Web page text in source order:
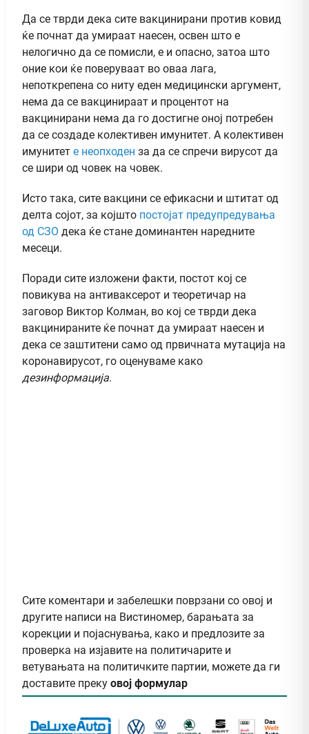
Да се тврди дека сите вакцинирани против ковид
ќе почнат да умираат наесен, освен што е
нелогично да се помисли, е и опасно, затоа што
оние кои ќе поверуваат во оваа лага,
непоткрепена со ниту еден медицински аргумент,
нема да се вакцинираат и процентот на
вакцинирани нема да го достигне оној потребен
да се создаде колективен имунитет. А колективен
имунитет е неопходен за да се спречи вирусот да
се шири од човек на човек.
Исто така, сите вакцини се ефикасни и штитат од
делта сојот, за којшто постојат предупредувања
од СЗО дека ќе стане доминантен наредните
месеци.
Поради сите изложени факти, постот кој се
повикува на антиваксерот и теоретичар на
заговор Виктор Колман, во кој се тврди дека
вакцинираните ќе почнат да умираат наесен и
дека се заштитени само од првичната мутација на
коронавирусот, го оценуваме како
дезинформација.
Сите коментари и забелешки поврзани со овој и
другите написи на Вистиномер, барањата за
корекции и појаснувања, како и предлозите за
проверка на изјавите на политичарите и
ветувањата на политичките партии, можете да ги
доставите преку овој формулар